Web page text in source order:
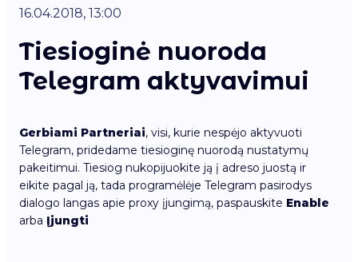
16.04.2018, 13:00
Tiesioginė nuoroda
Telegram aktyvavimui
Gerbiami Partneriai, visi, kurie nespėjo aktyvuoti
Telegram, pridedame tiesioginę nuorodą nustatymų
pakeitimui. Tiesiog nukopijuokite ją į adreso juostą ir
eikite pagal ją, tada programėlėje Telegram pasirodys
dialogo langas apie proxy įjungimą, paspauskite Enable
arba Įjungti